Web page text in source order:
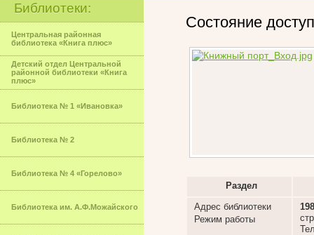
Библиотеки:
Центральная районная
библиотека «Книга плюс»
Детский отдел Центральной
районной библиотеки «Книга
плюс»
Библиотека № 1 «Ивановка»
Библиотека № 2
Библиотека № 4 «Горелово»
Библиотека им. А.Ф.Можайского
Состояние
Раздел
Адрес библиотеки
Режим работы